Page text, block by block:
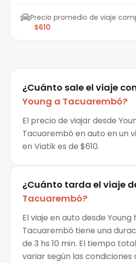
Precio promedio de viaje
$610
¿Cuánto sale el viaje
Young a Tacuarembó?
El precio de viajar desde
Tacuarembó en auto en un
en Viatik es de $610.
¿Cuánto tarda el viaje
Tacuarembó?
El viaje en auto desde Young
Tacuarembó tiene una
de 3 hs 10 min. El tiempo
variar según las condiciones